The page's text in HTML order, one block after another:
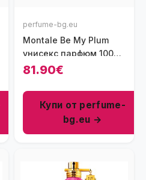
perfume-bg.eu
Montale Be My Plum
унисекс парфюм 100
мл - EDP
81.90€
Купи от perfume-
bg.eu →